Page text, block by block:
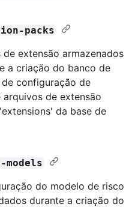
packs
extensão armazenados
a criação do banco de
configuração de
de extensão
da base de
do modelo de risco
durante a criação do